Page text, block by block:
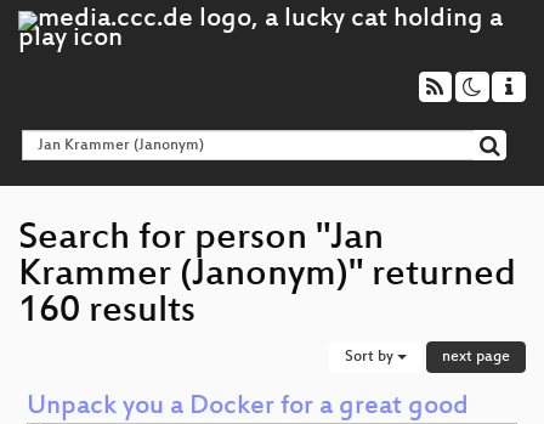
Search for person "Jan
Krammer (Janonym)" returned
160 results
Sort by next page
Unpack you a Docker for a great good